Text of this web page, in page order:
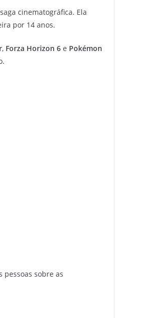
cinematográfica. Ela
por 14 anos.
, Forza Horizon 6 e Pokémon
sobre as